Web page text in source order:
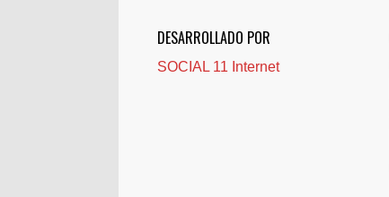
DESARROLLADO POR
SOCIAL 11 Internet